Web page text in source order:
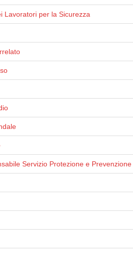
Lavoratori per la Sicurezza
Servizio Protezione e Prevenzione